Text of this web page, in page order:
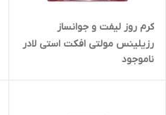
کرم روز لیفت و جوانساز
رزیلینس مولتی افکت استی لادر
resilience multi-effect spf 15
ناموجود